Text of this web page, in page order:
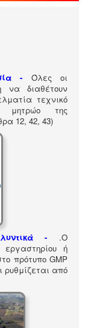
-
Όλες οι
να διαθέτουν
τεχνικό
μητρώο της
12, 42, 43)
- .Ο
ή
πρότυπο GMP
ρυθμίζεται από